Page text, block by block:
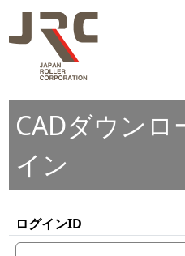
CADダウン
イン
ログインID